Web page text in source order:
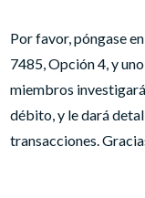
Por favor, póngase
7485, Opción 4, y
miembros
débito, y le dará
transacciones.